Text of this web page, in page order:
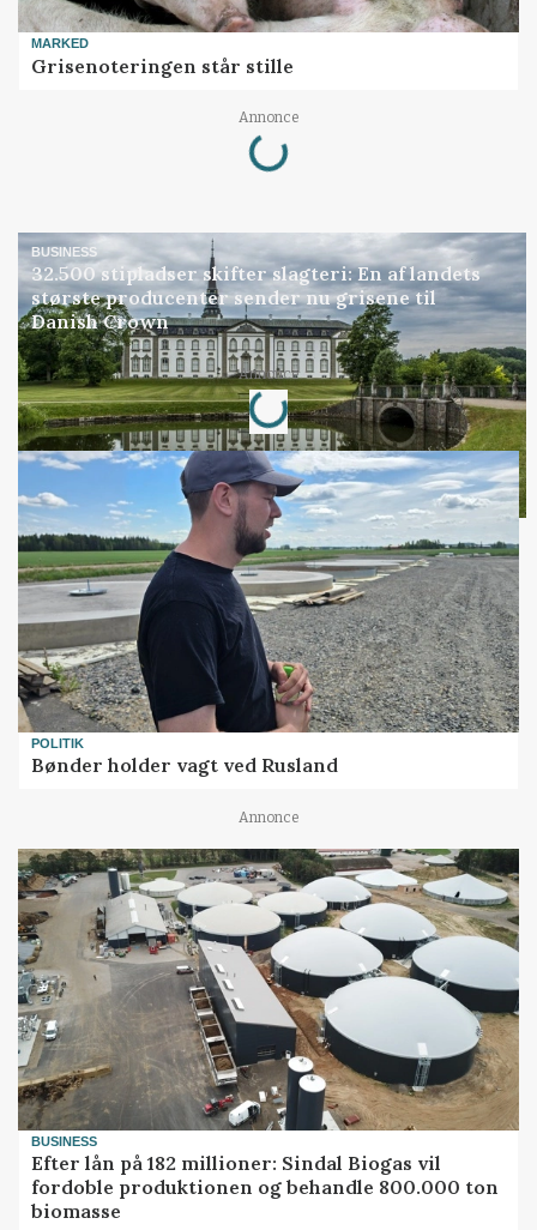
MARKED
Grisenoteringen står stille
Annonce
Loading...
BUSINESS
32.500 stipladser skifter slagteri: En af landets
største producenter sender nu grisene til
Danish Crown
Annonce
Loading...
POLITIK
Bønder holder vagt ved Rusland
Annonce
BUSINESS
Efter lån på 182 millioner: Sindal Biogas vil
fordoble produktionen og behandle 800.000 ton
biomasse